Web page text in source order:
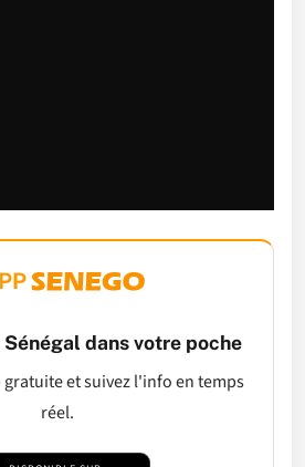
dans votre poche
et suivez l'info en temps
réel.